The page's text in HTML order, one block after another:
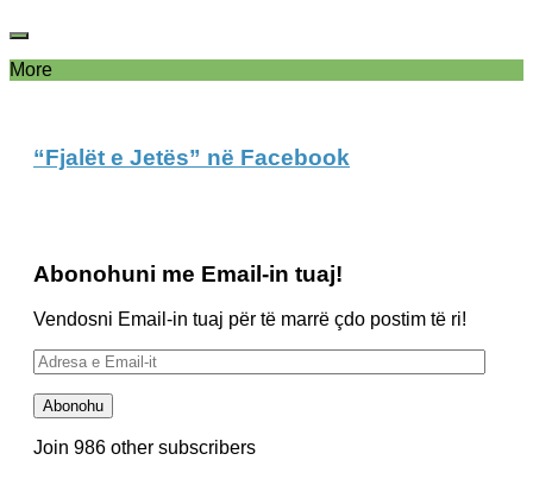
More
“Fjalët e Jetës” në Facebook
Abonohuni me Email-in tuaj!
Vendosni Email-in tuaj për të marrë çdo postim të ri!
Adresa
e
Email-
it
Abonohu
Join 986 other subscribers